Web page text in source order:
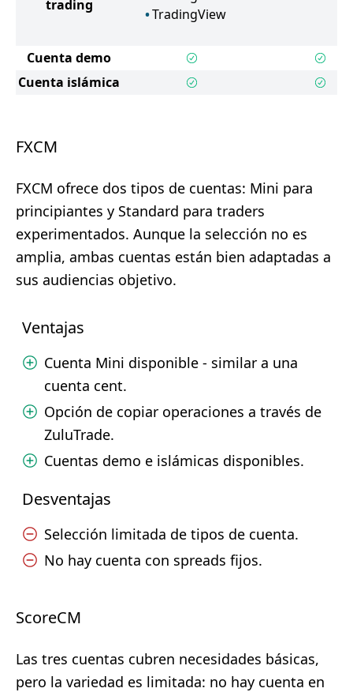
trading
TradingView
Cuenta demo
Cuenta islámica
FXCM
FXCM ofrece dos tipos de cuentas: Mini para
principiantes y Standard para traders
experimentados. Aunque la selección no es
amplia, ambas cuentas están bien adaptadas a
sus audiencias objetivo.
Ventajas
Cuenta Mini disponible - similar a una
cuenta cent.
Opción de copiar operaciones a través de
ZuluTrade.
Cuentas demo e islámicas disponibles.
Desventajas
Selección limitada de tipos de cuenta.
No hay cuenta con spreads fijos.
ScoreCM
Las tres cuentas cubren necesidades básicas,
pero la variedad es limitada: no hay cuenta en